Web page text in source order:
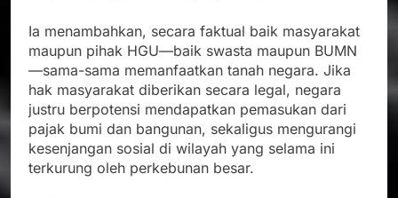
Ia menambahkan, secara faktual baik masyarakat
maupun pihak HGU—baik swasta maupun BUMN
—sama-sama memanfaatkan tanah negara. Jika
hak masyarakat diberikan secara legal, negara
justru berpotensi mendapatkan pemasukan dari
pajak bumi dan bangunan, sekaligus mengurangi
kesenjangan sosial di wilayah yang selama ini
terkurung oleh perkebunan besar.